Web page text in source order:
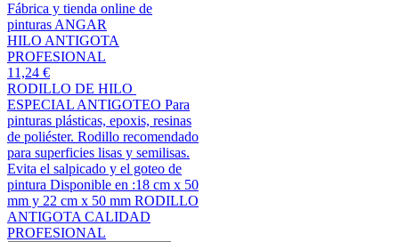
Fábrica y tienda online de
pinturas ANGAR
HILO ANTIGOTA
PROFESIONAL
11,24 €
RODILLO DE HILO
ESPECIAL ANTIGOTEO Para
pinturas plásticas, epoxis, resinas
de poliéster. Rodillo recomendado
para superficies lisas y semilisas.
Evita el salpicado y el goteo de
pintura Disponible en :18 cm x 50
mm y 22 cm x 50 mm RODILLO
ANTIGOTA CALIDAD
PROFESIONAL